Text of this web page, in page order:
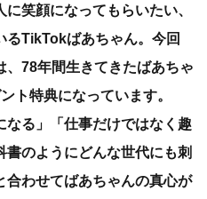
笑顔になってもらいたい、
るTikTokばあちゃん。今回
78年間生きてきたばあちゃ
ト特典になっています。
なる」「仕事だけではなく趣
のようにどんな世代にも刺
合わせてばあちゃんの真心が